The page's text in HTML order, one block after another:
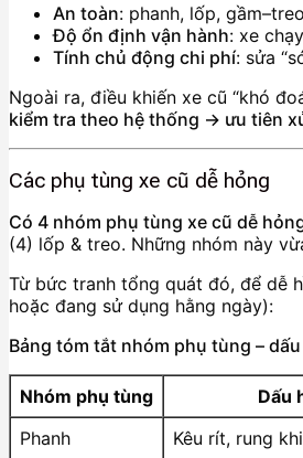
An toàn: phanh, lốp,
Độ ổn định vận hành: xe
Tính chủ động chi phí: sửa
Ngoài ra, điều khiến xe cũ “khó
kiểm tra theo hệ thống → ưu tiên
Các phụ tùng xe cũ dễ hỏng
Có 4 nhóm phụ tùng xe cũ dễ
(4) lốp & treo. Những nhóm này
Từ bức tranh tổng quát đó, để dễ
hoặc đang sử dụng hằng ngày):
Bảng tóm tắt nhóm phụ tùng –
Nhóm phụ tùng Dấu
Phanh
Kêu rít, rung